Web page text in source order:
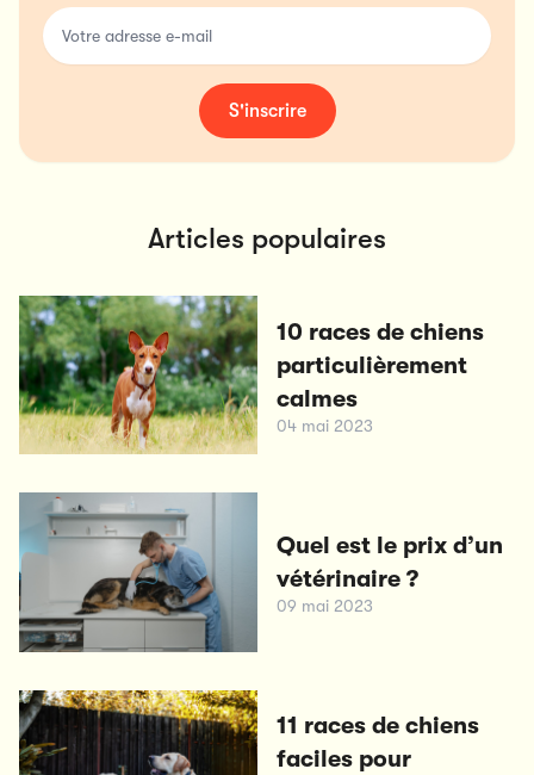
Votre adresse e-mail
S'inscrire
Articles populaires
10 races de chiens
particulièrement
calmes
04 mai 2023
Quel est le prix d’un
vétérinaire ?
09 mai 2023
11 races de chiens
faciles pour